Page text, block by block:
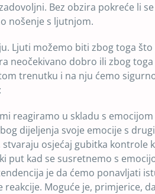
Bez obzira pokreće li
nošenje s ljutnjom.
Ljuti možemo biti zbog toga
neočekivano dobro ili zbog
trenutku i na nju ćemo
reagiramo u skladu s emocijom
dijeljenja svoje emocije s
osjećaj gubitka kontrole
put kad se susretnemo s
je da ćemo ponavljati
Moguće je, primjerice,